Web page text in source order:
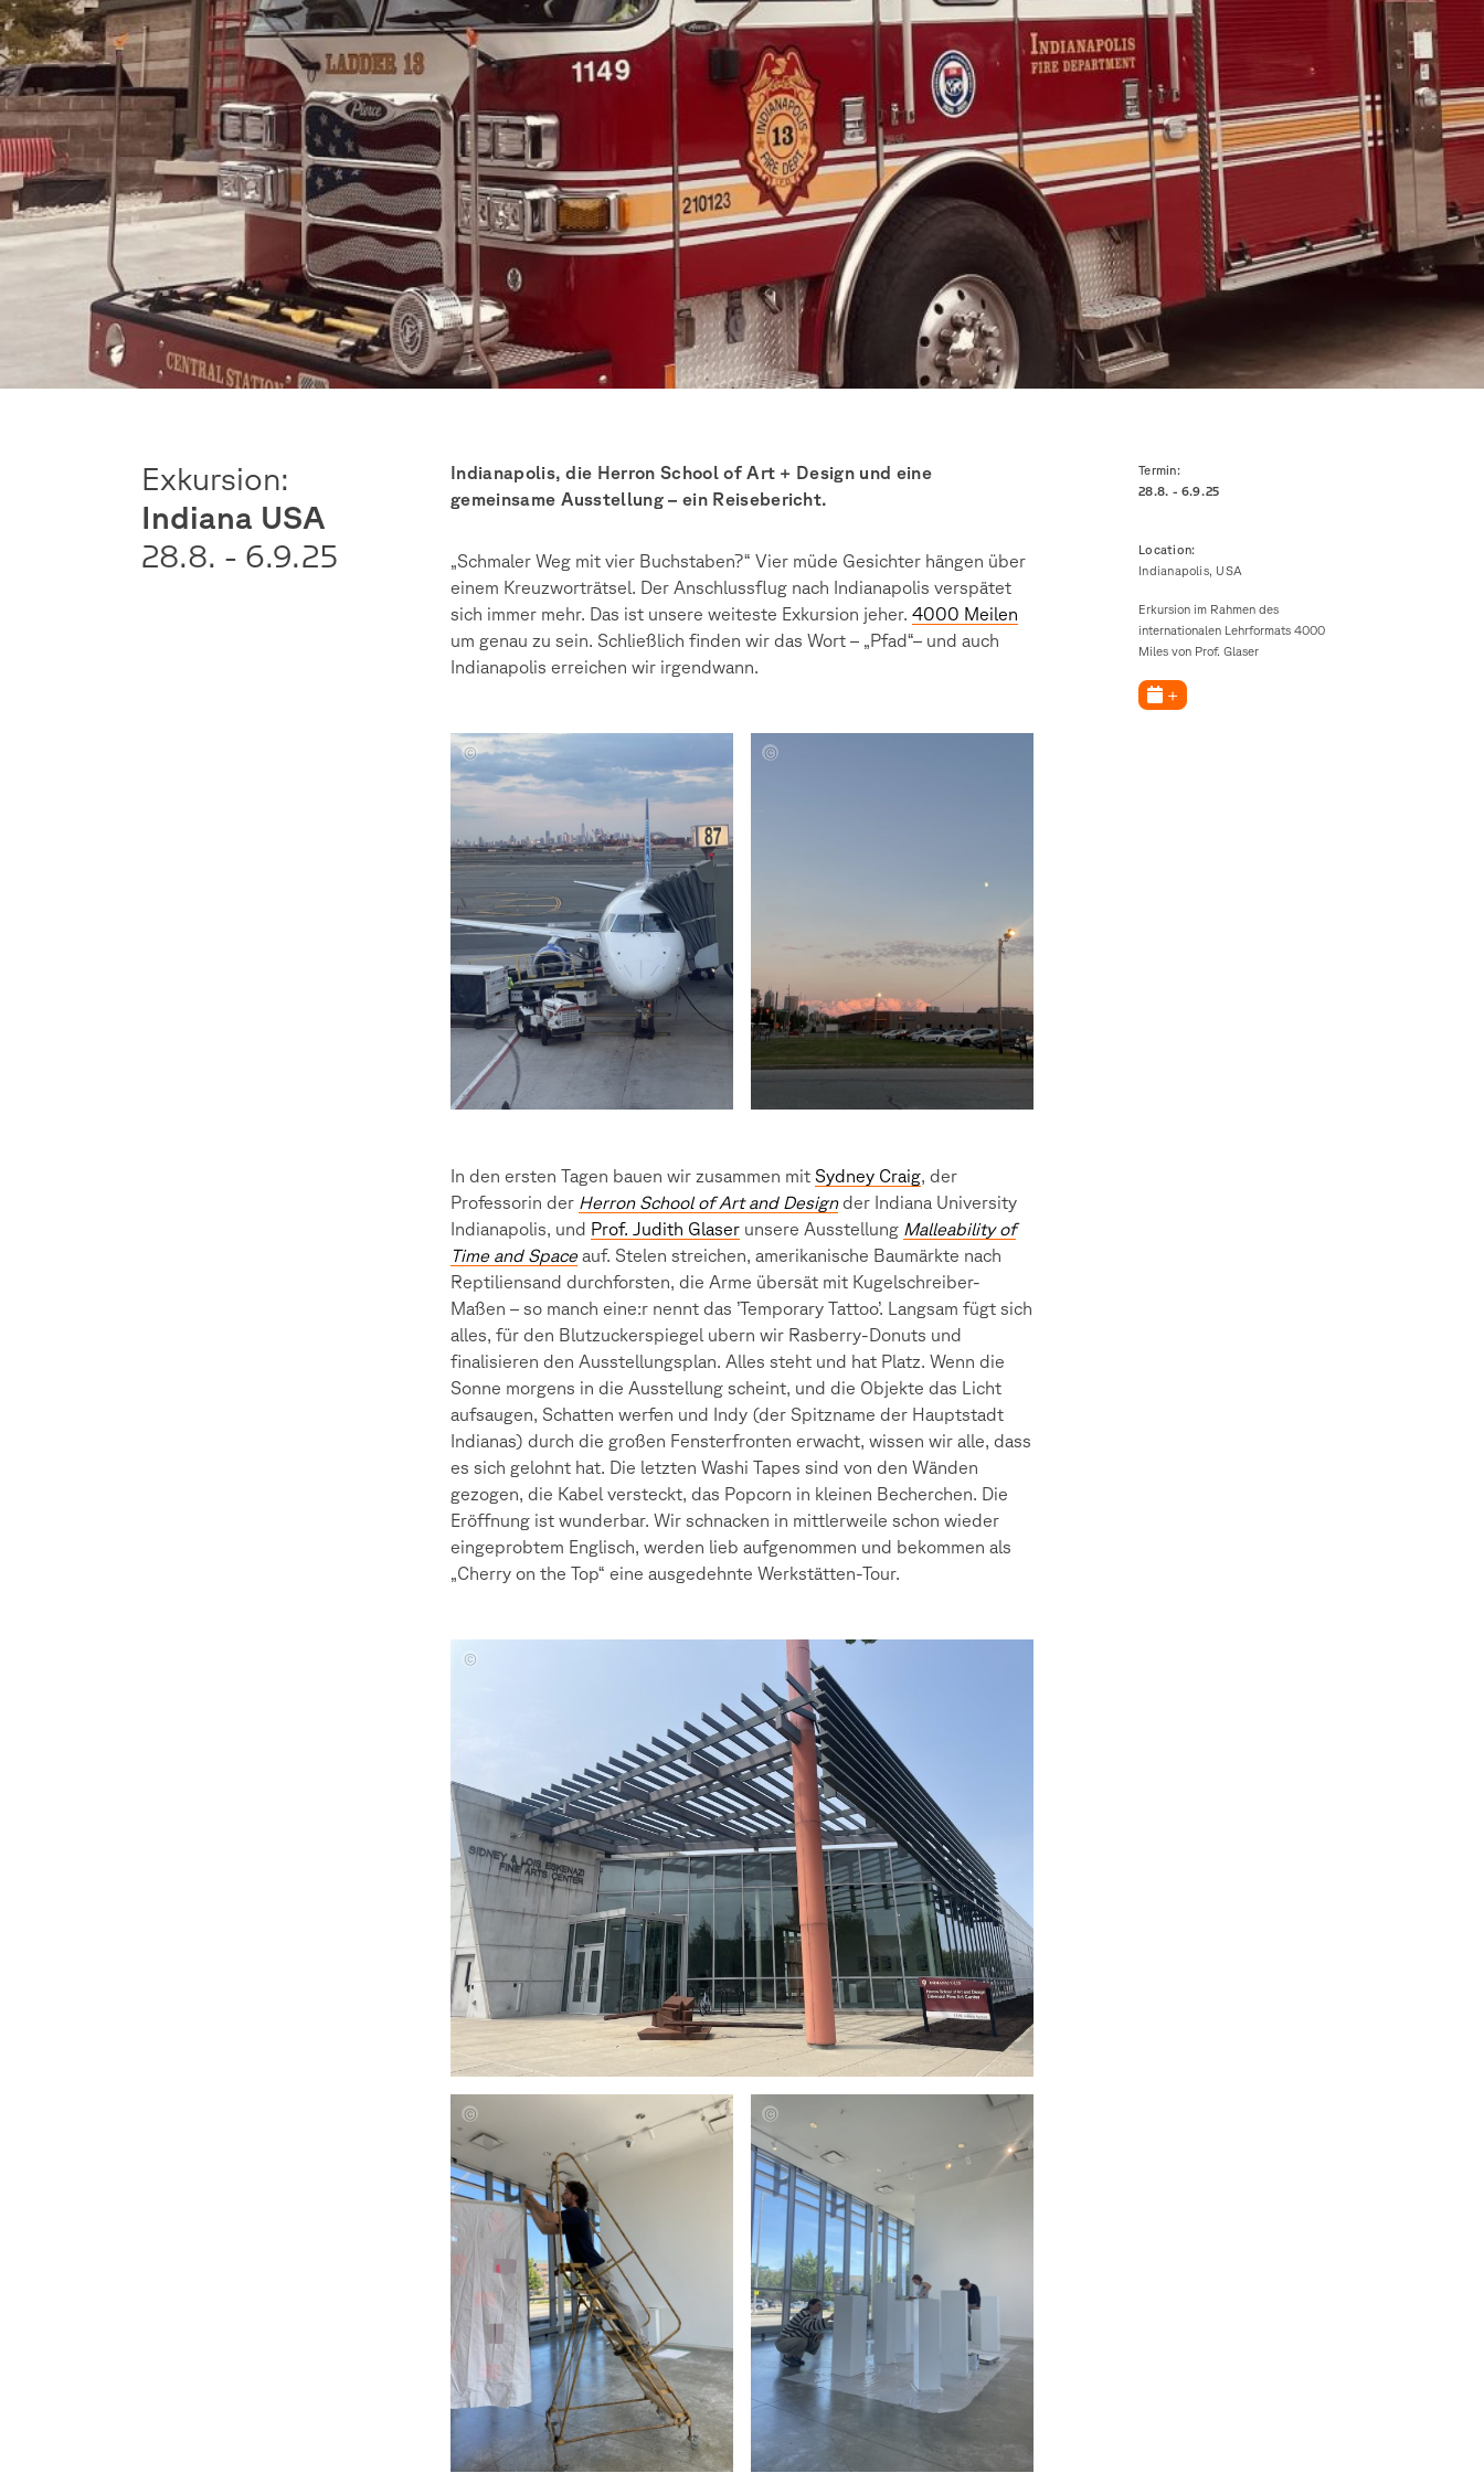
Exkursion:
Indiana USA
28.8. - 6.9.25
Indianapolis, die Herron School of Art + Design und eine
gemeinsame Ausstellung – ein Reisebericht.
„Schmaler Weg mit vier Buchstaben?“ Vier müde Gesichter hängen über
einem Kreuzworträtsel. Der Anschlussflug nach Indianapolis verspätet
sich immer mehr. Das ist unsere weiteste Exkursion jeher. 4000 Meilen
um genau zu sein. Schließlich finden wir das Wort – „Pfad“– und auch
Indianapolis erreichen wir irgendwann.
Amelie
Deimel,
Paul
Amire
Kocici,
Glaser
In den ersten Tagen bauen wir zusammen mit Sydney Craig, der
Professorin der Herron School of Art and Designder Indiana University
Indianapolis, und Prof. Judith Glaser unsere Ausstellung Malleability of
Time and Space auf. Stelen streichen, amerikanische Baumärkte nach
Reptiliensand durchforsten, die Arme übersät mit Kugelschreiber-
Maßen – so manch eine:r nennt das ’Temporary Tattoo’. Langsam fügt sich
alles, für den Blutzuckerspiegel ubern wir Rasberry-Donuts und
finalisieren den Ausstellungsplan. Alles steht und hat Platz. Wenn die
Sonne morgens in die Ausstellung scheint, und die Objekte das Licht
aufsaugen, Schatten werfen und Indy (der Spitzname der Hauptstadt
Indianas) durch die großen Fensterfronten erwacht, wissen wir alle, dass
es sich gelohnt hat. Die letzten Washi Tapes sind von den Wänden
gezogen, die Kabel versteckt, das Popcorn in kleinen Becherchen. Die
Eröffnung ist wunderbar. Wir schnacken in mittlerweile schon wieder
eingeprobtem Englisch, werden lieb aufgenommen und bekommen als
„Cherry on the Top“ eine ausgedehnte Werkstätten-Tour.
Judith
Glaser
Amelie
Deimel,
Paul
Schulz,
Amire
Glaser
Amelie
Deimel,
Paul
Schulz,
Amire
Kocici,
Judith
Glaser
Termin:
28.8. - 6.9.25
Location:
Indianapolis, USA
Erkursion im Rahmen des
internationalen Lehrformats 4000
Miles von Prof. Glaser
+